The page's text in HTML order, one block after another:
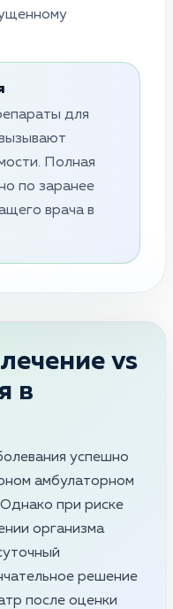
для
Полная
по заранее
врача в
vs
в
успешно
амбулаторном
при риске
организма
решение
после оценки